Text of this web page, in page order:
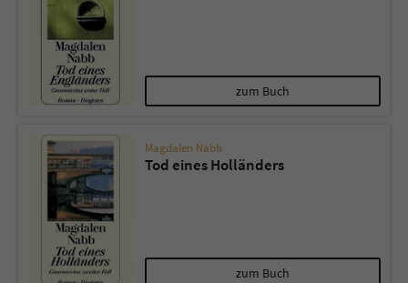
zum Buch
Magdalen Nabb
Tod eines Holländers
zum Buch